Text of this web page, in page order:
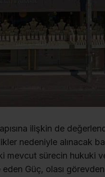
ilişkin de
nedeniyle alınacak
mevcut sürecin hukuki
eden Güç, olası